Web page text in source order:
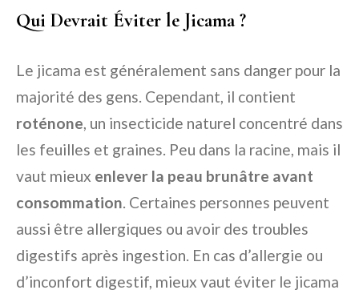
Qui Devrait Éviter le Jicama ?
Le jicama est généralement sans danger pour la
majorité des gens. Cependant, il contient
roténone, un insecticide naturel concentré dans
les feuilles et graines. Peu dans la racine, mais il
vaut mieux enlever la peau brunâtre avant
consommation. Certaines personnes peuvent
aussi être allergiques ou avoir des troubles
digestifs après ingestion. En cas d’allergie ou
d’inconfort digestif, mieux vaut éviter le jicama